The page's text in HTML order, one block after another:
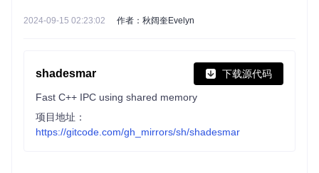
2024-09-15 02:23:02 作者：秋阔奎Evelyn
shadesmar 下载源代码
Fast C++ IPC using shared memory
项目地址：
https://gitcode.com/gh_mirrors/sh/shadesmar